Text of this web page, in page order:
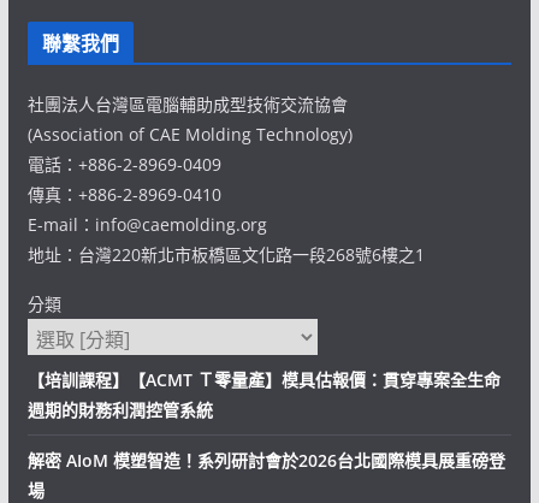
聯繫我們
社團法人台灣區電腦輔助成型技術交流協會
(Association of CAE Molding Technology)
電話：+886-2-8969-0409
傳真：+886-2-8969-0410
E-mail：info@caemolding.org
地址：台灣220新北市板橋區文化路一段268號6樓之1
分類
【培訓課程】【ACMT Ｔ零量產】模具估報價：貫穿專案全生命
週期的財務利潤控管系統
解密 AIoM 模塑智造！系列研討會於2026台北國際模具展重磅登
場